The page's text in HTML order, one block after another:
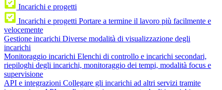
Incarichi e progetti
Incarichi e progetti Portare a termine il lavoro più facilmente e
velocemente
Gestione incarichi Diverse modalità di visualizzazione degli
incarichi
Monitoraggio incarichi Elenchi di controllo e incarichi secondari,
riepiloghi degli incarichi, monitoraggio dei tempi, modalità focus e
supervisione
API e integrazioni Collegare gli incarichi ad altri servizi tramite